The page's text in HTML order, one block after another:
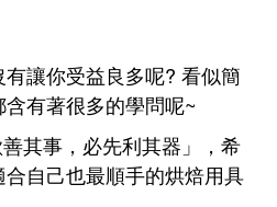
讓你受益良多呢? 看似簡
有著很多的學問呢~
其事，必先利其器 」
，希
自己也最順手的烘焙用具